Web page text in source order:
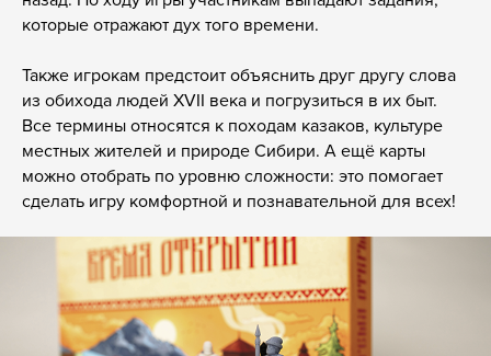
которые отражают дух того времени.
Также игрокам предстоит объяснить друг другу слова
из обихода людей XVII века и погрузиться в их быт.
Все термины относятся к походам казаков, культуре
местных жителей и природе Сибири. А ещё карты
можно отобрать по уровню сложности: это помогает
сделать игру комфортной и познавательной для всех!